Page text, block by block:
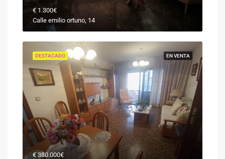
€ 1.300€
Calle emilio ortuno, 14
EN VENTA
DESTACADO
€380.000€